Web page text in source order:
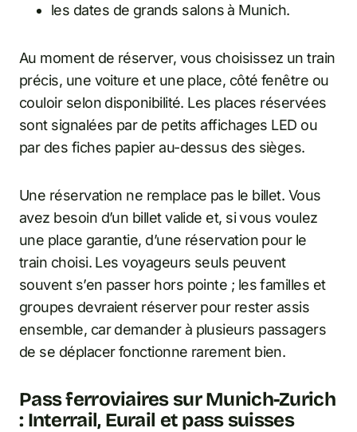
les dates de grands salons à Munich.
Au moment de réserver, vous choisissez un train
précis, une voiture et une place, côté fenêtre ou
couloir selon disponibilité. Les places réservées
sont signalées par de petits affichages LED ou
par des fiches papier au-dessus des sièges.
Une réservation ne remplace pas le billet. Vous
avez besoin d’un billet valide et, si vous voulez
une place garantie, d’une réservation pour le
train choisi. Les voyageurs seuls peuvent
souvent s’en passer hors pointe ; les familles et
groupes devraient réserver pour rester assis
ensemble, car demander à plusieurs passagers
de se déplacer fonctionne rarement bien.
Pass ferroviaires sur Munich-Zurich
: Interrail, Eurail et pass suisses